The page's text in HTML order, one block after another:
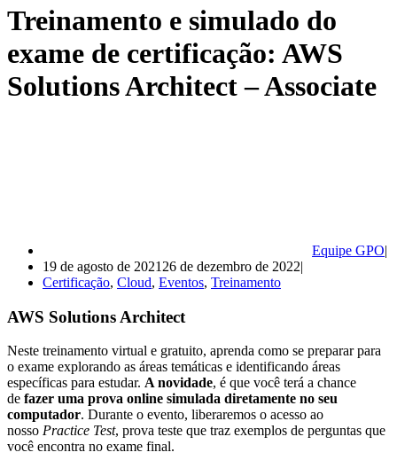
Treinamento e simulado do
exame de certificação: AWS
Solutions Architect – Associate
Equipe GPO
19 de agosto de 2021 26 de dezembro de 2022
Certificação, Cloud, Eventos, Treinamento
AWS Solutions Architect
Neste treinamento virtual e gratuito, aprenda como se preparar para
o exame explorando as áreas temáticas e identificando áreas
específicas para estudar. A novidade, é que você terá a chance
de fazer uma prova online simulada diretamente no seu
computador. Durante o evento, liberaremos o acesso ao
nosso Practice Test, prova teste que traz exemplos de perguntas que
você encontra no exame final.